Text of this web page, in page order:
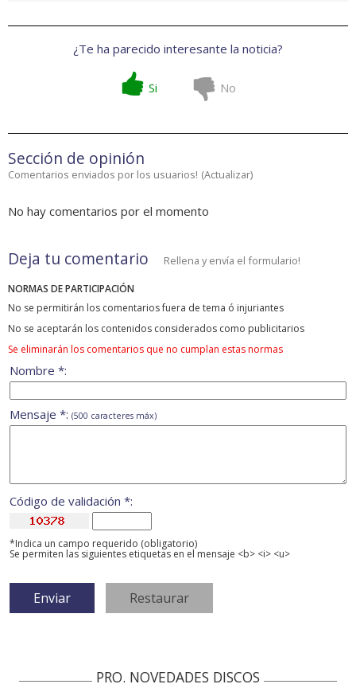
¿Te ha parecido interesante la noticia?
Si No
Sección de opinión
Comentarios enviados por los usuarios! (Actualizar)
No hay comentarios por el momento
Deja tu comentario Rellena y envía el formulario!
NORMAS DE PARTICIPACIÓN
No se permitirán los comentarios fuera de tema ó injuriantes
No se aceptarán los contenidos considerados como publicitarios
Se eliminarán los comentarios que no cumplan estas normas
Nombre *:
Mensaje *: (500 caracteres máx)
Código de validación *:
*Indica un campo requerido (obligatorio)
Se permiten las siguientes etiquetas en el mensaje <b> <i> <u>
PRO. NOVEDADES DISCOS